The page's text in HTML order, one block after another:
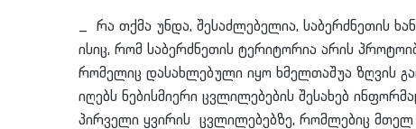
_ რა თქმა უნდა, შესაძლებელია, საბერძნეთის
ისიც, რომ საბერძნეთის ტერიტორია არის
რომელიც დასახლებული იყო ხმელთაშუა ზღვის
იღებს ნებისმიერი ცვლილებების შესახებ
პირველი ყვირის ცვლილებებზე, რომლებიც მთელ